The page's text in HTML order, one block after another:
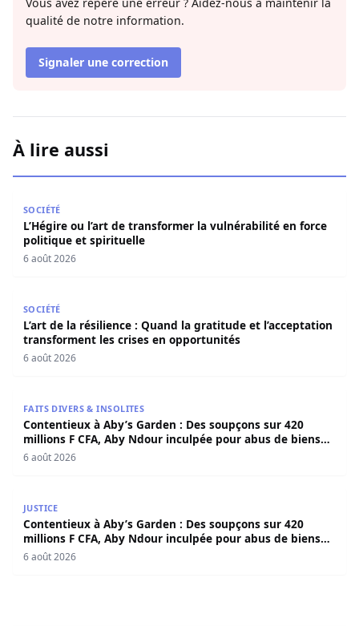
qualité de notre information.
Signaler une correction
À lire aussi
SOCIÉTÉ
L’Hégire ou l’art de transformer la vulnérabilité en force
politique et spirituelle
6 août 2026
SOCIÉTÉ
L’art de la résilience : Quand la gratitude et l’acceptation
transforment les crises en opportunités
6 août 2026
FAITS DIVERS & INSOLITES
Contentieux à Aby’s Garden : Des soupçons sur 420
millions F CFA, Aby Ndour inculpée pour abus de biens
sociaux
6 août 2026
JUSTICE
Contentieux à Aby’s Garden : Des soupçons sur 420
millions F CFA, Aby Ndour inculpée pour abus de biens
sociaux
6 août 2026